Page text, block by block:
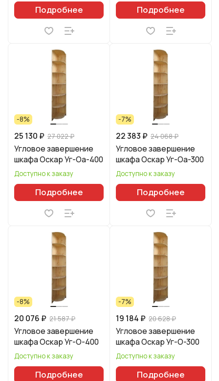
Подробнее Подробнее
-8%
25 130 ₽ 27 022 ₽
Угловое завершение
шкафа Оскар Уг-Оа-400
Доступно к заказу
Подробнее
-7%
22 383 ₽ 24 068 ₽
Угловое завершение
шкафа Оскар Уг-Оа-300
Доступно к заказу
Подробнее
-8%
20 076 ₽ 21 587 ₽
Угловое завершение
шкафа Оскар Уг-О-400
Доступно к заказу
Подробнее
-7%
19 184 ₽ 20 628 ₽
Угловое завершение
шкафа Оскар Уг-О-300
Доступно к заказу
Подробнее